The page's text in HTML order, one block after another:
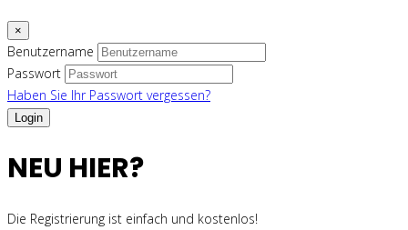
×
Benutzername
Passwort
Haben Sie Ihr Passwort vergessen?
NEU HIER?
Die Registrierung ist einfach und kostenlos!